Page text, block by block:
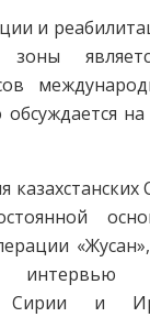
и
зоны
Сирии и